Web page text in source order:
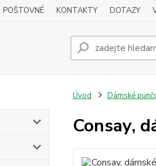
POŠTOVNÉ KONTAKTY DOTAZY
Úvod Dámské
Consay,